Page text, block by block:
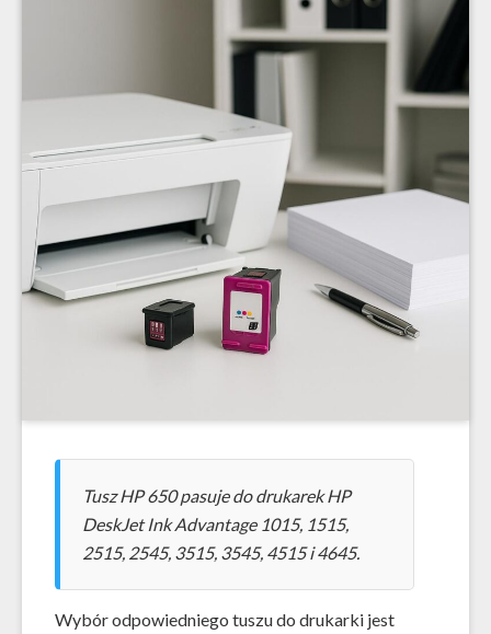
Tusz HP 650 pasuje do drukarek HP
DeskJet Ink Advantage 1015, 1515,
2515, 2545, 3515, 3545, 4515 i 4645.
Wybór odpowiedniego tuszu do drukarki jest